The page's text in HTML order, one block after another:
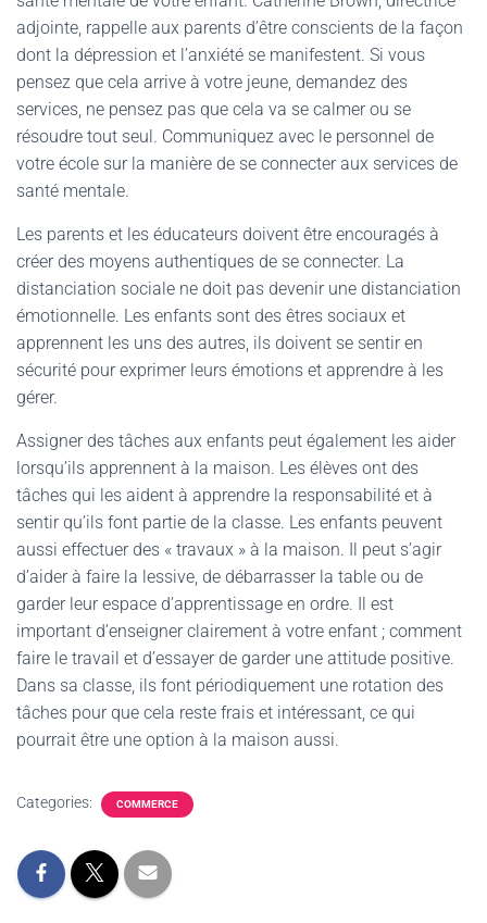
adjointe, rappelle aux parents d’être conscients de la façon
dont la dépression et l’anxiété se manifestent. Si vous
pensez que cela arrive à votre jeune, demandez des
services, ne pensez pas que cela va se calmer ou se
résoudre tout seul. Communiquez avec le personnel de
votre école sur la manière de se connecter aux services de
santé mentale.
Les parents et les éducateurs doivent être encouragés à
créer des moyens authentiques de se connecter. La
distanciation sociale ne doit pas devenir une distanciation
émotionnelle. Les enfants sont des êtres sociaux et
apprennent les uns des autres, ils doivent se sentir en
sécurité pour exprimer leurs émotions et apprendre à les
gérer.
Assigner des tâches aux enfants peut également les aider
lorsqu’ils apprennent à la maison. Les élèves ont des
tâches qui les aident à apprendre la responsabilité et à
sentir qu’ils font partie de la classe. Les enfants peuvent
aussi effectuer des « travaux » à la maison. Il peut s’agir
d’aider à faire la lessive, de débarrasser la table ou de
garder leur espace d’apprentissage en ordre. Il est
important d’enseigner clairement à votre enfant ; comment
faire le travail et d’essayer de garder une attitude positive.
Dans sa classe, ils font périodiquement une rotation des
tâches pour que cela reste frais et intéressant, ce qui
pourrait être une option à la maison aussi.
Categories: COMMERCE